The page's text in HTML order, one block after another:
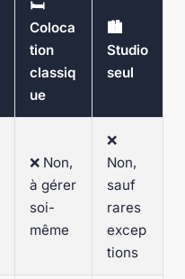
🛏️
Coloca
tion
classiq
ue
🏙️
Studio
seul
❌ Non,
à gérer
soi-
même
❌
Non,
sauf
rares
excep
tions